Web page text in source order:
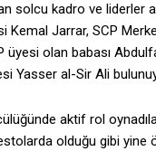
solcu kadro ve liderler
Jarrar, SCP
üyesi olan babası
Yasser al-Sir Ali
aktif rol
olduğu gibi